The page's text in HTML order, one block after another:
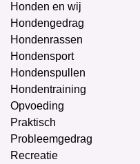
Honden en wij
Hondengedrag
Hondenrassen
Hondensport
Hondenspullen
Hondentraining
Opvoeding
Praktisch
Probleemgedrag
Recreatie